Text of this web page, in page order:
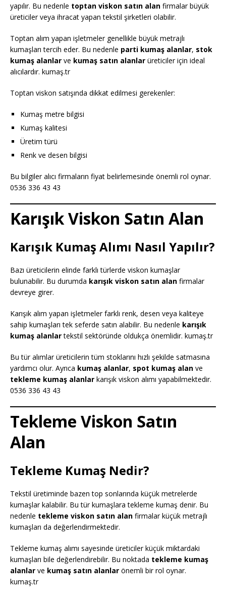
yapılır. Bu nedenle toptan viskon satın alan firmalar büyük
üreticiler veya ihracat yapan tekstil şirketleri olabilir.
Toptan alım yapan işletmeler genellikle büyük metrajlı
kumaşları tercih eder. Bu nedenle parti kumaş alanlar, stok
kumaş alanlar ve kumaş satın alanlar üreticiler için ideal
alıcılardır. kumaş.tr
Toptan viskon satışında dikkat edilmesi gerekenler:
Kumaş metre bilgisi
Kumaş kalitesi
Üretim türü
Renk ve desen bilgisi
Bu bilgiler alıcı firmaların fiyat belirlemesinde önemli rol oynar.
0536 336 43 43
Karışık Viskon Satın Alan
Karışık Kumaş Alımı Nasıl Yapılır?
Bazı üreticilerin elinde farklı türlerde viskon kumaşlar
bulunabilir. Bu durumda karışık viskon satın alan firmalar
devreye girer.
Karışık alım yapan işletmeler farklı renk, desen veya kaliteye
sahip kumaşları tek seferde satın alabilir. Bu nedenle karışık
kumaş alanlartekstil sektöründe oldukça önemlidir. kumaş.tr
Bu tür alımlar üreticilerin tüm stoklarını hızlı şekilde satmasına
yardımcı olur. Ayrıca kumaş alanlar, spot kumaş alan ve
tekleme kumaş alanlar karışık viskon alımı yapabilmektedir.
0536 336 43 43
Tekleme Viskon Satın
Alan
Tekleme Kumaş Nedir?
Tekstil üretiminde bazen top sonlarında küçük metrelerde
kumaşlar kalabilir. Bu tür kumaşlara tekleme kumaş denir. Bu
nedenle tekleme viskon satın alan firmalar küçük metrajlı
kumaşları da değerlendirmektedir.
Tekleme kumaş alımı sayesinde üreticiler küçük miktardaki
kumaşları bile değerlendirebilir. Bu noktada tekleme kumaş
alanlar ve kumaş satın alanlar önemli bir rol oynar.
kumaş.tr